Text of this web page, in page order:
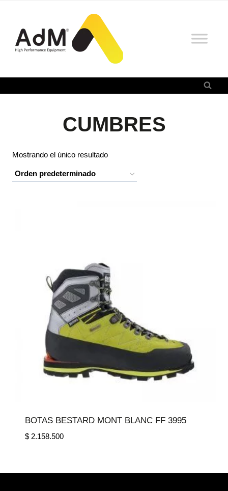
contenido
CUMBRES
Mostrando el único resultado
BOTAS BESTARD MONT BLANC FF 3995
$2.158.500